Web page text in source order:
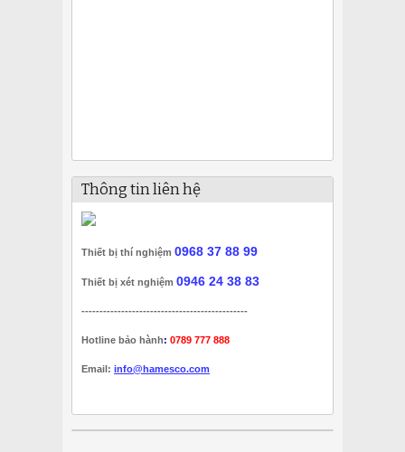
Thông tin liên hệ
Thiết bị thí nghiệm 0968 37 88 99
Thiết bị xét nghiệm 0946 24 38 83
----------------------------------------------
Hotline bảo hành: 0789 777 888
Email: info@hamesco.com